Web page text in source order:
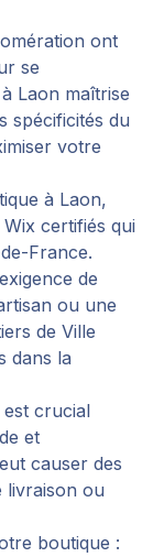
ont
se
Laon maîtrise
spécificités du
votre
à Laon,
certifiés qui
France.
de
ou une
de Ville
dans la
crucial
et
causer des
livraison ou
boutique :